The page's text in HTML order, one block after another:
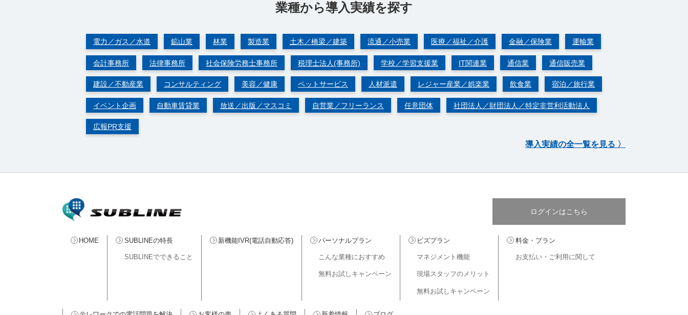
業種から導⼊実績を探す
電力／ガス／水道 鉱山業 林業 製造業 土木／橋梁／建築 流通／小売業 医療／福祉／介護 金融／保険業 運輸業
会計事務所 法律事務所 社会保険労務士事務所 税理士法人(事務所) 学校／学習支援業 IT関連業 通信業 通信販売業
建設／不動産業 コンサルティング 美容／健康 ペットサービス 人材派遣 レジャー産業／娯楽業 飲食業 宿泊／旅行業
イベント企画 自動車賃貸業 放送／出版／マスコミ 自営業／フリーランス 任意団体 社団法人／財団法人／特定非営利活動法人
広報PR支援
導入実績の全一覧を見る 〉
ログインはこちら
HOME SUBLINEの特長
SUBLINEでできること
新機能IVR(電話自動応答) パーソナルプラン
こんな業種におすすめ
無料お試しキャンペーン
ビズプラン
マネジメント機能
現場スタッフのメリット
無料お試しキャンペーン
料金・プラン
お支払い・ご利用に関して